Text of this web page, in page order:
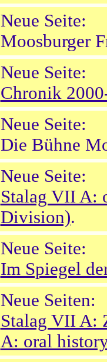
Neue Seite:
Moosburger
Neue Seite:
Chronik
Neue Seite:
Die Bühne
Neue Seite:
Stalag VII A:
Division).
Neue Seite:
Im Spiegel
Neue Seiten:
Stalag VII A:
A: oral